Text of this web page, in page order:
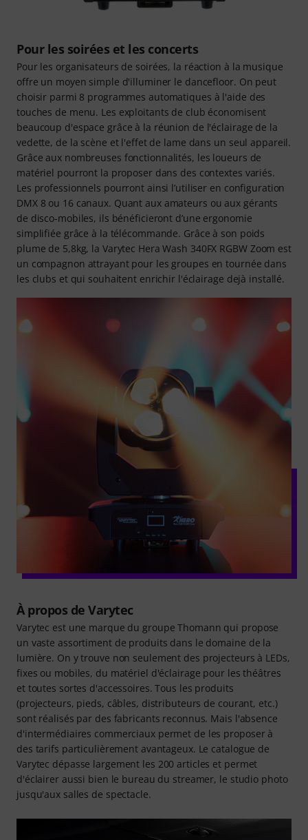
Pour les soirées et les concerts
Pour les organisateurs de soirées, la réaction à la musique
offre un moyen simple d'illuminer le dancefloor. On peut
choisir parmi 8 programmes automatiques à l'aide des
touches de menu. Les exploitants de club économisent
beaucoup d'espace grâce à la réunion de l'éclairage de la
vedette, de la scène et l'effet de lame dans un seul appareil.
Grâce aux nombreuses fonctionnalités, les loueurs de
matériel pourront la proposer dans des contextes variés.
Les professionnels pourront ainsi l’utiliser en configuration
DMX 8 ou 16 canaux. Quant aux amateurs ou aux gérants
de disco-mobiles, ils bénéficieront d’une ergonomie
simplifiée grâce à la télécommande. Grâce à son poids
plume de 5,8kg, la Varytec Hera Wash 340FX RGBW Zoom est
un compagnon attrayant pour les groupes en tournée dans
les clubs et qui souhaitent enrichir l'éclairage dejà installé.
À propos de Varytec
Varytec est une marque du groupe Thomann qui propose
un vaste assortiment de produits dans le domaine de la
lumière. On y trouve non seulement des projecteurs à LEDs,
fixes ou mobiles, du matériel d'éclairage pour les théâtres
et toutes sortes d'accessoires. Tous les produits
(projecteurs, pieds, câbles, distributeurs de courant, etc.)
sont réalisés par des fabricants reconnus. Mais l'absence
d'intermédiaires commerciaux permet de les proposer à
des tarifs particulièrement avantageux. Le catalogue de
Varytec dépasse largement les 200 articles et permet
d'éclairer aussi bien le bureau du streamer, le studio photo
jusqu'aux salles de spectacle.